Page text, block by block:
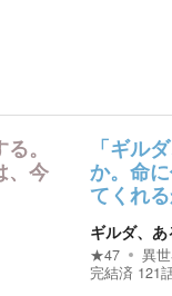
。
、今
「ギル
か。命
てくれ
ギルダ、
★47
異
完結済 121